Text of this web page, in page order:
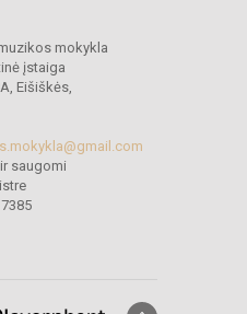
mokykla
įstaiga
Eišiškės,
saugomi